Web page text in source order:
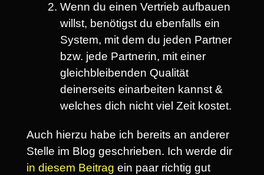
Wenn du einen Vertrieb aufbauen
willst, benötigst du ebenfalls ein
System, mit dem du jeden Partner
bzw. jede Partnerin, mit einer
gleichbleibenden Qualität
deinerseits einarbeiten kannst &
welches dich nicht viel Zeit kostet.
Auch hierzu habe ich bereits an anderer
Stelle im Blog geschrieben. Ich werde dir
in diesem Beitrag ein paar richtig gut